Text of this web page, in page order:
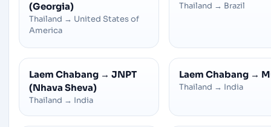
(Georgia)
Thailand → United States of
America
Thailand → Brazil
Laem Chabang → JNPT
(Nhava Sheva)
Thailand → India
Laem Chabang →
Thailand → India